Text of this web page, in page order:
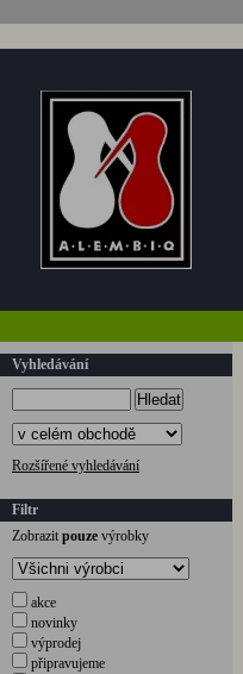
Vyhledávání
Hledat
Rozšířené vyhledávání
Filtr
Zobrazit pouze výrobky
akce
novinky
výprodej
připravujeme